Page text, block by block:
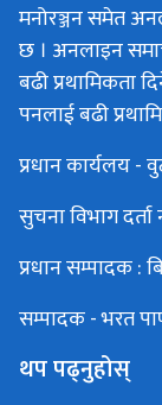
मनोरञ्जन समेत
छ । अनलाइन
बढी प्रथामिकता
पनलाई बढी
प्रधान कार्यलय -
सुचना विभाग
प्रधान सम्पादक :
सम्पादक - भरत
थप पढ्नुहोस्